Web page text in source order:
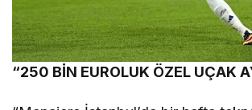
“250 BİN EUROLUK ÖZEL UÇAK